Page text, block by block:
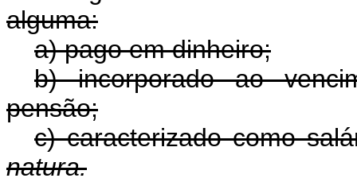
alguma:
a) pago em dinheiro;
b) incorporado ao
pensão;
c) caracterizado como
natura.